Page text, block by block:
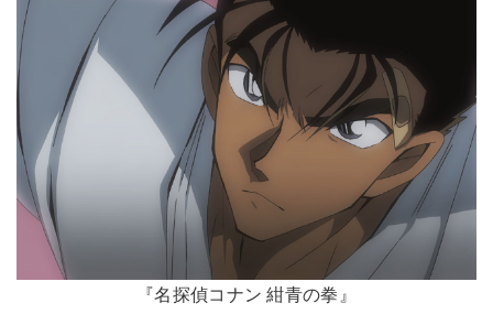
『名探偵コナン 紺青の拳』